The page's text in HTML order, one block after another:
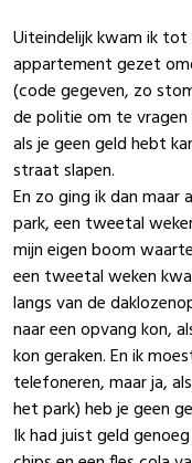
Uiteindelijk kwam ik
appartement gezet
(code gegeven, zo
de politie om te
als je geen geld hebt
straat slapen.
En zo ging ik dan maar
park, een tweetal
mijn eigen boom
een tweetal weken
langs van de
naar een opvang kon,
kon geraken. En ik
telefoneren, maar ja,
het park) heb je geen
Ik had juist geld